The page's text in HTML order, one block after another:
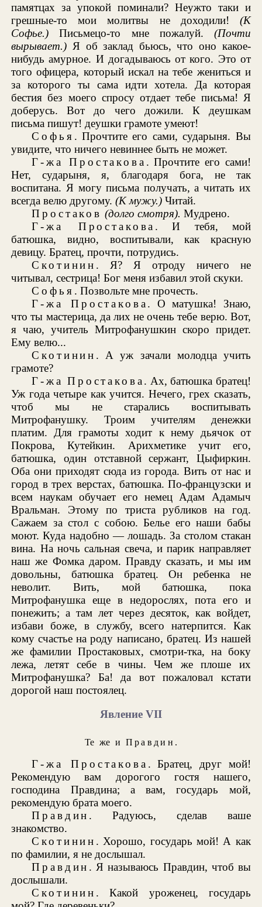
памятцах за упокой поминали? Неужто таки и
грешные-то мои молитвы не доходили! (К
Софье.) Письмецо-то мне пожалуй. (Почти
вырывает.) Я об заклад бьюсь, что оно какое-
нибудь амурное. И догадываюсь от кого. Это от
того офицера, который искал на тебе жениться и
за которого ты сама идти хотела. Да которая
бестия без моего спросу отдает тебе письма! Я
доберусь. Вот до чего дожили. К деушкам
письма пишут! деушки грамоте умеют!
Софья . Прочтите его сами, сударыня. Вы
увидите, что ничего невиннее быть не может.
Г-жа Простакова . Прочтите его сами!
Нет, сударыня, я, благодаря бога, не так
воспитана. Я могу письма получать, а читать их
всегда велю другому.(К мужу.) Читай.
Простаков (долго смотря). Мудрено.
Г-жа Простакова . И тебя, мой
батюшка, видно, воспитывали, как красную
девицу. Братец, прочти, потрудись.
Скотинин . Я? Я отроду ничего не
читывал, сестрица! Бог меня избавил этой скуки.
Софья . Позвольте мне прочесть.
Г-жа Простакова . О матушка! Знаю,
что ты мастерица, да лих не очень тебе верю. Вот,
я чаю, учитель Митрофанушкин скоро придет.
Ему велю...
Скотинин . А уж зачали молодца учить
грамоте?
Г-жа Простакова . Ах, батюшка братец!
Уж года четыре как учится. Нечего, грех сказать,
чтоб мы не старались воспитывать
Митрофанушку. Троим учителям денежки
платим. Для грамоты ходит к нему дьячок от
Покрова, Кутейкин. Арихметике учит его,
батюшка, один отставной сержант, Цыфиркин.
Оба они приходят сюда из города. Вить от нас и
город в трех верстах, батюшка. По-французски и
всем наукам обучает его немец Адам Адамыч
Вральман. Этому по триста рубликов на год.
Сажаем за стол с собою. Белье его наши бабы
моют. Куда надобно — лошадь. За столом стакан
вина. На ночь сальная свеча, и парик направляет
наш же Фомка даром. Правду сказать, и мы им
довольны, батюшка братец. Он ребенка не
неволит. Вить, мой батюшка, пока
Митрофанушка еще в недорослях, пота его и
понежить; а там лет через десяток, как войдет,
избави боже, в службу, всего натерпится. Как
кому счастье на роду написано, братец. Из нашей
же фамилии Простаковых, смотри-тка, на боку
лежа, летят себе в чины. Чем же плоше их
Митрофанушка? Ба! да вот пожаловал кстати
дорогой наш постоялец.
Явление VII
Те же и Правдин .
Г-жа Простакова . Братец, друг мой!
Рекомендую вам дорогого гостя нашего,
господина Правдина; а вам, государь мой,
рекомендую брата моего.
Правдин . Радуюсь, сделав ваше
знакомство.
Скотинин . Хорошо, государь мой! А как
по фамилии, я не дослышал.
Правдин . Я называюсь Правдин, чтоб вы
дослышали.
Скотинин . Какой уроженец, государь